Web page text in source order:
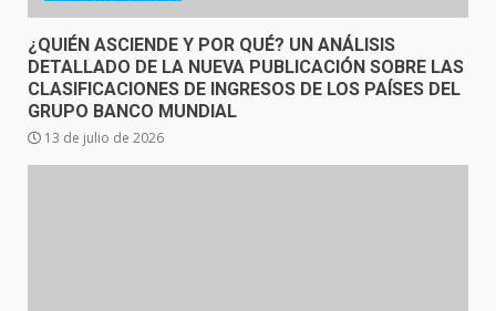
¿QUIÉN ASCIENDE Y POR QUÉ? UN ANÁLISIS
DETALLADO DE LA NUEVA PUBLICACIÓN SOBRE LAS
CLASIFICACIONES DE INGRESOS DE LOS PAÍSES DEL
GRUPO BANCO MUNDIAL
13 de julio de 2026